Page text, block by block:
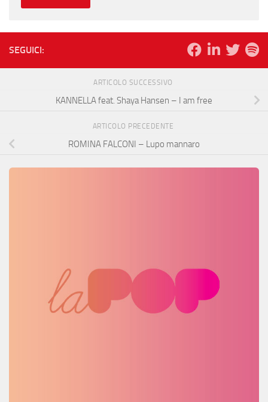
SEGUICI:
ARTICOLO SUCCESSIVO
KANNELLA feat. Shaya Hansen – I am free
ARTICOLO PRECEDENTE
ROMINA FALCONI – Lupo mannaro